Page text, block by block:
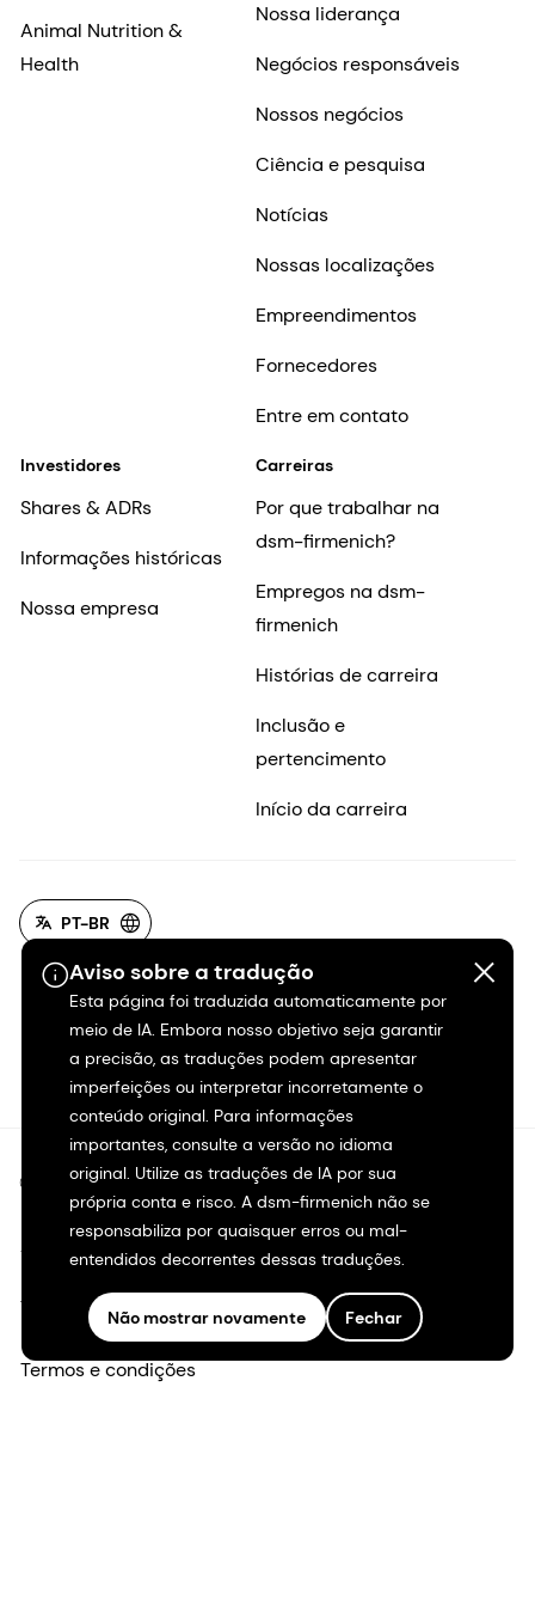
Aviso sobre a tradução
Esta página foi traduzida automaticamente por
meio de IA. Embora nosso objetivo seja garantir
a precisão, as traduções podem apresentar
imperfeições ou interpretar incorretamente o
conteúdo original. Para informações
importantes, consulte a versão no idioma
original. Utilize as traduções de IA por sua
própria conta e risco. A dsm-firmenich não se
responsabiliza por quaisquer erros ou mal-
entendidos decorrentes dessas traduções.
Não mostrar novamente Fechar
Animal Nutrition &
Health
Nossa liderança
Negócios responsáveis
Nossos negócios
Ciência e pesquisa
Notícias
Nossas localizações
Empreendimentos
Fornecedores
Entre em contato
Investidores
Shares & ADRs
Informações históricas
Nossa empresa
Carreiras
Por que trabalhar na
dsm-firmenich?
Empregos na dsm-
firmenich
Histórias de carreira
Inclusão e
pertencimento
Início da carreira
PT-BR
©2026 dsm-firmenich. Todos os direitos reservados.
Aviso de privacidade
Termos de uso
Termos e condições